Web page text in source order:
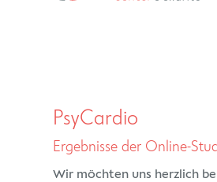
PsyCardio
Ergebnisse der Online-
Wir möchten uns herzlich